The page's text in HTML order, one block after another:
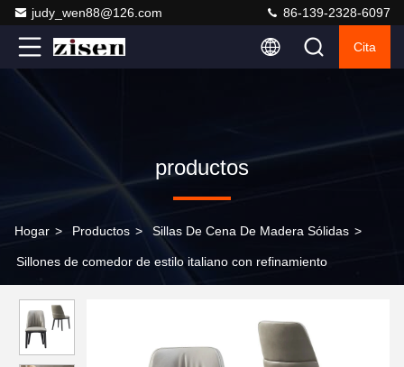
judy_wen88@126.com 86-139-2328-6097
Cita
productos
Hogar > Productos > Sillas De Cena De Madera Sólidas >
Sillones de comedor de estilo italiano con refinamiento